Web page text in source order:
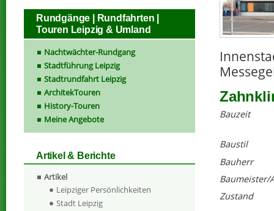
Bauzeit
Baustil
Bauherr
Baumeister/
Zustand
Rundgänge | Rundfahrten |
Touren Leipzig & Umland
Nachtwächter-Rundgang
Stadtführung Leipzig
Stadtrundfahrt Leipzig
ArchitekTouren
History-Touren
Meine Angebote
Artikel & Berichte
Artikel
Leipziger Persönlichkeiten
Stadt Leipzig